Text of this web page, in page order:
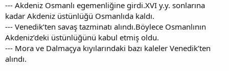
--- Akdeniz Osmanlı egemenliğine girdi.XVI y.y. sonlarına
kadar Akdeniz üstünlüğü Osmanlıda kaldı.
--- Venedik’ten savaş tazminatı alındı.Böylece Osmanlının
Akdeniz’deki üstünlüğünü kabul etmiş oldu.
--- Mora ve Dalmaçya kıyılarındaki bazı kaleler Venedik’ten
alındı.